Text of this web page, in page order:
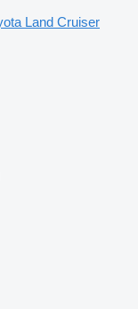
Land Cruiser